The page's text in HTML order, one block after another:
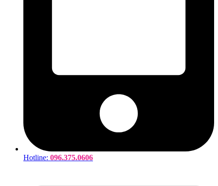
Hotline: 096.375.0606